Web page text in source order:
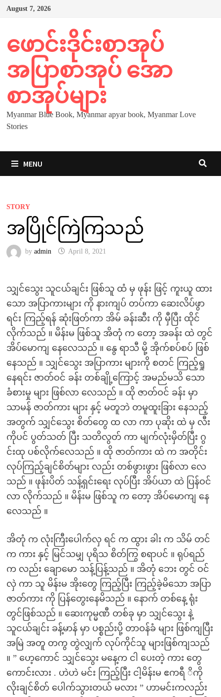
Skip
August 7, 2026
ဖောင်းဒိုင်းစာအုပ်
အပြာစာအုပ် အော
စာအုပ်များ
Myanmar Blue Book, Myanmar apyar book, Myanmar Love
Stories
MENU
STORY
အပြိုင်ကြဲကြသည်
by admin April 8, 2021
သျှင်သွေး သူငယ်ချင်း ဖြစ်သူ ထံ မှ ဖုန်း ဖြင့် ကူးယူ ထား
သော အပြာကားများ ကို နားကျပ် တပ်ကာ ဆေးလိပ်ဖွာ
ရင်း ကြည့်ရန် ဆုံးဖြတ်ကာ အိမ် ခန်းဆီး ကို မှီပြီး ထိုင်
လိုက်သည် ။ မိန်းမ ဖြစ်သူ အိတုံ က တော့ အခန်း ထဲ တွင်
အိပ်မောကျ နေလေသည် ။ နွေ ရာသီ မို့ အိုက်စပ်စပ် ဖြစ်
နေသည် ။ သျှင်သွေး အပြာကား များကို စတင် ကြည့်ရှု
နေရင်း ဇာတ်ဝင် ခန်း တစ်ချို့ကြောင့် အမည်မသိ သော
ခံစားမှု များ ဖြစ်လာ လေသည် ။ ထို ဇာတ်ဝင် ခန်း မှာ
သာမန် ဇာတ်ကား များ နှင့် မတူဘဲ တမူထူးခြား နေသည့်
အတွက် သျှင်သွေး စိတ်တွေ ထ လာ ကာ ပုဆိုး ထဲ မှ လီး
ကိုပင် ပွတ်သတ် ပြီး သတိလွတ် ကာ မျက်လုံးမှိတ်ပြီး ဂွ
င်းထု ပစ်လိုက်လေသည် ။ ထို ဇာတ်ကား ထဲ က အတိုင်း
လုပ်ကြည့်ချင်စိတ်များ လည်း တစ်ဖွားဖွား ဖြစ်လာ လေ
သည် ။ ဖုန်းပိတ် သန့်ရှင်းရေး လုပ်ပြီး အိပ်ယာ ထဲ ပြန်ဝင်
လာ လိုက်သည် ။ မိန်းမ ဖြစ်သူ က တော့ အိပ်မောကျ နေ
လေသည် ။
အိတုံ က လုံးကြီးပေါက်လှ ရင် က ထွား ခါး က သိမ် တင်
က ကား နှင့် မြင်သမျှ ပုရိသ စိတ်ကြွ စရာပင် ။ ရုပ်ရည်
က လည်း ချောမော သန့်ပြန့်သည် ။ အိတုံ ဘေး တွင် ဝင်
လှဲ ကာ သူ မိန်းမ အိုးတွေ ကြည့်ပြီး ကြည့်ခဲ့မိသော အပြာ
ဇာတ်ကား ကို ပြန်တွေးနေမိသည် ။ နောက် တစ်နေ့ ရုံး
တွင်ဖြစ်သည် ။ ဆေးကုမ္မဏီ တစ်ခု မှာ သျှင်သွေး နဲ့
သူငယ်ချင်း ခန့်မာန် မှာ ပစ္စည်းပို့ တာဝန်ခံ များ ဖြစ်ကျပြီး
အမြဲ အတူ တကွ တွဲလျှက် လုပ်ကိုင်သူ များဖြစ်ကျသည်
။ ” ဟေ့ကောင် သျှင်သွေး မနေ့က ငါ ပေးတဲ့ ကား တွေ
ကောင်းလား . ဟဲဟဲ မင်း ကြည့်ပြီး ငါ့မိန်းမ ဧကရီ ိကို
လိုးချင်စိတ် ပေါက်သွားတယ် မလား ” ဟာမင်းကလည်း